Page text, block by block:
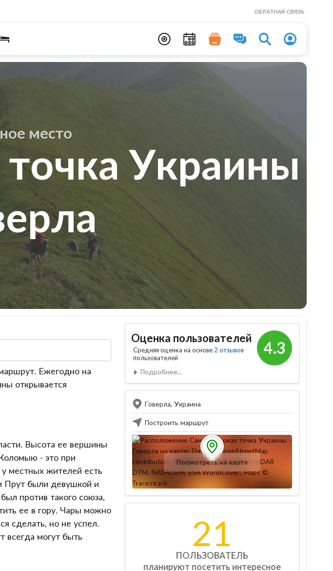
ОБРАТНАЯ СВЯЗЬ
место
Украины
Ежегодно на
открывается
Высота ее вершины
- это при
местных жителей есть
Прут были девушкой и
против такого союза,
ее в гору. Чары можно
сделать, но не успел.
всегда могут быть
4.3
Оценка пользователей
Средняя оценка на основе 2 отзывов
пользователей
Подробнее...
Говерла, Украина
Построить маршрут
Посмотреть на карте
21
ПОЛЬЗОВАТЕЛЬ
планируют посетить интересное